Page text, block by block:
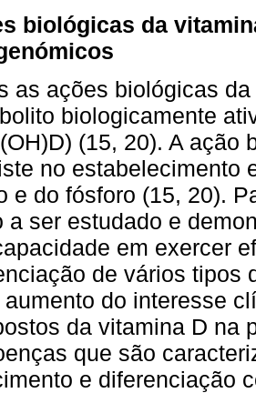
biológicas da
as ações biológicas
biologicamente
(15, 20). A
no estabelecimento
e do fósforo (15, 20).
a ser estudado e
em exercer
de vários tipos
aumento do interesse
da vitamina D na
que são
e diferenciação